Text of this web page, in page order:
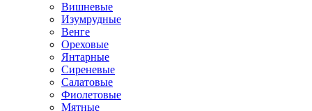
Вишневые
Изумрудные
Венге
Ореховые
Янтарные
Сиреневые
Салатовые
Фиолетовые
Мятные